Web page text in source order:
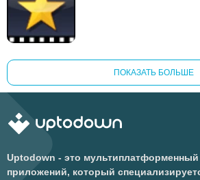
ПОКАЗАТЬ БОЛЬШЕ
Uptodown - это мультиплатформенный
приложений, который